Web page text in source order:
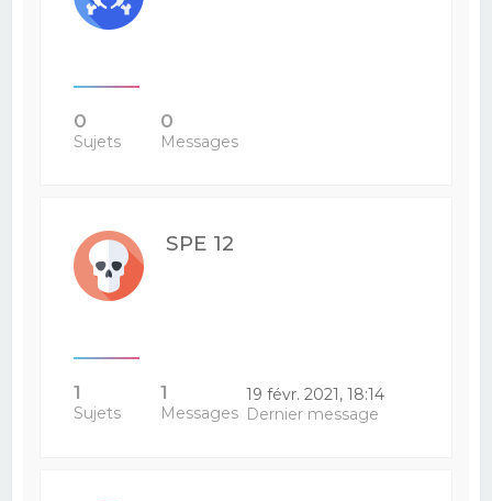
0
Sujets
0
Messages
SPE 12
1
Sujets
1
Messages
19 févr. 2021, 18:14
Dernier message